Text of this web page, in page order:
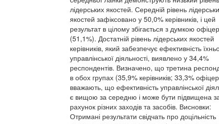
лідерських якостей. Середній рівень
якостей зафіксовано у 50,0% керівників, і цей
результат в цілому збігається з думкою
(51,1%). Достатній рівень лідерських якостей
керівників, який забезпечує ефективність
управлінської діяльності, виявлено у 34,4%
респондентів. Визначено, що третина
в обох групах (35,9% керівників; 33,3%
вважають, що ефективність управлінської
є вищою за середню і може бути підвищена
рахунок різних заходів та засобів. Висновки:
Отримані результати свідчать про доцільність